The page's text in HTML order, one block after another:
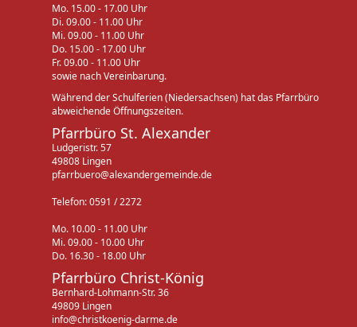
Mo. 15.00 - 17.00 Uhr
Di. 09.00 - 11.00 Uhr
Mi. 09.00 - 11.00 Uhr
Do. 15.00 - 17.00 Uhr
Fr. 09.00 - 11.00 Uhr
sowie nach Vereinbarung.
Während der Schulferien (Niedersachsen) hat das Pfarrbüro
abweichende Öffnungszeiten.
Pfarrbüro St. Alexander
Ludgeristr. 57
49808 Lingen
pfarrbuero@alexandergemeinde.de
Telefon: 0591 / 2272
Mo. 10.00 - 11.00 Uhr
Mi. 09.00 - 10.00 Uhr
Do. 16.30 - 18.00 Uhr
Pfarrbüro Christ-König
Bernhard-Lohmann-Str. 36
49809 Lingen
info@christkoenig-darme.de